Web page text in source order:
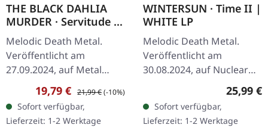
THE BLACK DAHLIA
MURDER · Servitude |
BLACK LP
Melodic Death Metal.
Veröffentlicht am
27.09.2024, auf Metal
Blade Records. Schwarzes
Vinyl. "Servitude" ist ein
eindringliches Zeugnis für
die…
Verkaufspreis:
19,79 € Regulärer Preis:
21,99 €(-10%)
Sofort verfügbar,
Lieferzeit: 1-2 Werktage
WINTERSUN · Time II |
WHITE LP
Melodic Death Metal.
Veröffentlicht am
30.08.2024, auf Nuclear
Blast Records. Weißes
Vinyl im Standard-Cover
mit 4-seitigem Booklet.
"Time II"…
25,99 €
Sofort verfügbar,
Lieferzeit: 1-2 Werktage